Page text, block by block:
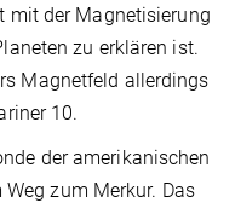
mit der Magnetisierung
zu erklären ist.
Magnetfeld allerdings
10.
der amerikanischen
zum Merkur. Das